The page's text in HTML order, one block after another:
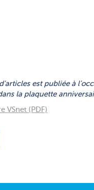
est publiée à
la plaquette
VSnet (PDF)